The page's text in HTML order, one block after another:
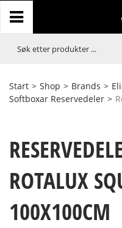
Start > Shop > Brands >
Softboxar Reservedeler >
ROTALUX
100X100CM